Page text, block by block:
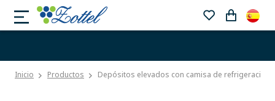
Inicio Productos Depósitos elevados con camisa de refrigeración